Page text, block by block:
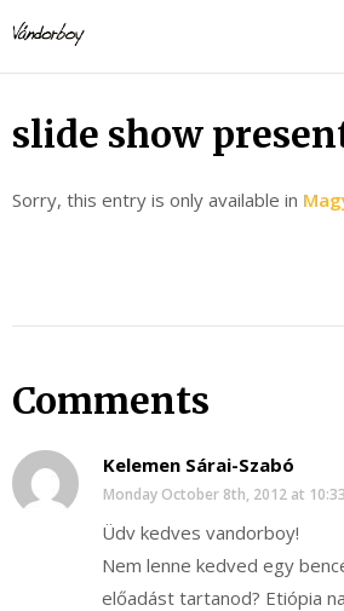
to
content
slide show
Sorry, this entry is only available in
Comments
Kelemen Sárai-Szabó
Monday October 8th, 2012 at
Üdv kedves vandorboy!
Nem lenne kedved egy
előadást tartanod? Etiópia